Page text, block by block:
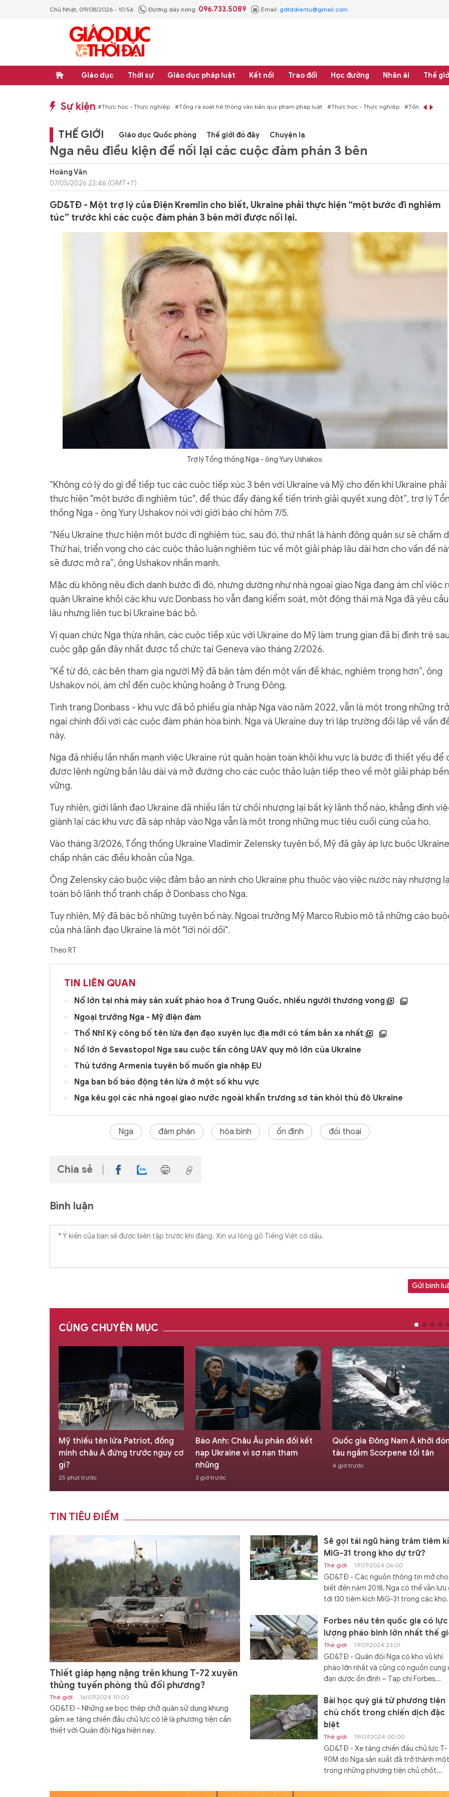
Chủ Nhật, 09/08/2026 - 10:56 Đường dây nóng: 096.733.5089 Email: gdtddientu@gmail.com
Giáo dục Thời sự Giáo dục pháp luật Kết nối Trao đổi Học đường Nhân ái Thế
Sự kiện
văn bản quy phạm pháp luật #Thực học - Thực nghiệp #Tổng rà soát hệ thống văn bản quy phạm pháp luật #Thực học - Thực nghiệp #Tổng rà soát
THẾ GIỚI Giáo dục Quốc phòng Thế giới đó đây Chuyện lạ
Nga nêu điều kiện để nối lại các cuộc đàm phán 3 bên
Hoàng Vân
07/05/2026 23:46 (GMT+7)
GD&TĐ - Một trợ lý của Điện Kremlin cho biết, Ukraine phải thực hiện “một bước đi nghiêm
túc” trước khi các cuộc đàm phán 3 bên mới được nối lại.
Trợ lý Tổng thống Nga - ông Yury Ushakov.
“Không có lý do gì để tiếp tục các cuộc tiếp xúc 3 bên với Ukraine và Mỹ cho đến khi Ukraine phải
thực hiện "một bước đi nghiêm túc", để thúc đẩy đáng kể tiến trình giải quyết xung đột”, trợ lý
thống Nga - ông Yury Ushakov nói với giới báo chí hôm 7/5.
“Nếu Ukraine thực hiện một bước đi nghiêm túc, sau đó, thứ nhất là hành động quân sự sẽ chấm
Thứ hai, triển vọng cho các cuộc thảo luận nghiêm túc về một giải pháp lâu dài hơn cho vấn đề
sẽ được mở ra”, ông Ushakov nhấn mạnh.
Mặc dù không nêu đích danh bước đi đó, nhưng dường như nhà ngoại giao Nga đang ám chỉ việc
quân Ukraine khỏi các khu vực Donbass họ vẫn đang kiểm soát, một động thái mà Nga đã yêu
lâu nhưng liên tục bị Ukraine bác bỏ.
Vị quan chức Nga thừa nhận, các cuộc tiếp xúc với Ukraine do Mỹ làm trung gian đã bị đình trệ
cuộc gặp gần đây nhất được tổ chức tại Geneva vào tháng 2/2026.
“Kể từ đó, các bên tham gia người Mỹ đã bận tâm đến một vấn đề khác, nghiêm trọng hơn”, ông
Ushakov nói, ám chỉ đến cuộc khủng hoảng ở Trung Đông.
Tình trạng Donbass - khu vực đã bỏ phiếu gia nhập Nga vào năm 2022, vẫn là một trong những
ngại chính đối với các cuộc đàm phán hòa bình. Nga và Ukraine duy trì lập trường đối lập về vấn
này.
Nga đã nhiều lần nhấn mạnh việc Ukraine rút quân hoàn toàn khỏi khu vực là bước đi thiết yếu để
được lệnh ngừng bắn lâu dài và mở đường cho các cuộc thảo luận tiếp theo về một giải pháp bền
vững.
Tuy nhiên, giới lãnh đạo Ukraine đã nhiều lần từ chối nhượng lại bất kỳ lãnh thổ nào, khẳng định
giành lại các khu vực đã sáp nhập vào Nga vẫn là một trong những mục tiêu cuối cùng của họ.
Vào tháng 3/2026, Tổng thống Ukraine Vladimir Zelensky tuyên bố, Mỹ đã gây áp lực buộc Ukraine
chấp nhận các điều khoản của Nga.
Ông Zelensky cáo buộc việc đảm bảo an ninh cho Ukraine phụ thuộc vào việc nước này nhượng
toàn bộ lãnh thổ tranh chấp ở Donbass cho Nga.
Tuy nhiên, Mỹ đã bác bỏ những tuyên bố này. Ngoại trưởng Mỹ Marco Rubio mô tả những cáo
của nhà lãnh đạo Ukraine là một "lời nói dối".
Theo RT
TIN LIÊN QUAN
Nổ lớn tại nhà máy sản xuất pháo hoa ở Trung Quốc, nhiều người thương vong
Ngoại trưởng Nga - Mỹ điện đàm
Thổ Nhĩ Kỳ công bố tên lửa đạn đạo xuyên lục địa mới có tầm bắn xa nhất
Nổ lớn ở Sevastopol Nga sau cuộc tấn công UAV quy mô lớn của Ukraine
Thủ tướng Armenia tuyên bố muốn gia nhập EU
Nga ban bố báo động tên lửa ở một số khu vực
Nga kêu gọi các nhà ngoại giao nước ngoài khẩn trương sơ tán khỏi thủ đô Ukraine
Nga đàm phán hòa bình ổn định đối thoại
Chia sẻ
Bình luận
Gửi bình
CÙNG CHUYÊN MỤC
Báo Anh: Châu Âu phản đối kết
nạp Ukraine vì sợ nạn tham
nhũng
3 giờ trước
Quốc gia Đông Nam Á khởi đóng
tàu ngầm Scorpene tối tân
4 giờ trước
X-62 VISTA điều khiển bằng AI
thực hiện thành công 27 vụ
đánh chặn tự động
TIN TIÊU ĐIỂM
Thiết giáp hạng nặng trên khung T-72 xuyên
thủng tuyến phòng thủ đối phương?
Thế giới 16/07/2024 10:00
GD&TĐ - Những xe bọc thép chở quân sử dụng khung
gầm xe tăng chiến đấu chủ lực có lẽ là phương tiện cần
thiết với Quân đội Nga hiện nay.
Sẽ gọi tái ngũ hàng trăm tiêm
MiG-31 trong kho dự trữ?
Thế giới 17/07/2024 06:00
GD&TĐ - Các nguồn thông tin mở cho
biết đến năm 2018, Nga có thể vẫn lưu
tới 130 tiêm kích MiG-31 trong các
Forbes nêu tên quốc gia có lực
lượng pháo binh lớn nhất thế
Thế giới 17/07/2024 23:01
GD&TĐ - Quân đội Nga có kho vũ khí
pháo lớn nhất và cũng có nguồn cung
đạn dược ổn định – Tạp chí Forbes...
Bài học quý giá từ phương tiện
chủ chốt trong chiến dịch đặc
biệt
Thế giới 19/07/2024 00:00
GD&TĐ - Xe tăng chiến đấu chủ lực T-
90M do Nga sản xuất đã trở thành một
trong những phương tiện chủ chốt...
Đóng hàng loạt tàu đổ bộ Dự